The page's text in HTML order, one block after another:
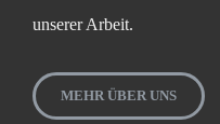
unserer Arbeit.
MEHR ÜBER UNS